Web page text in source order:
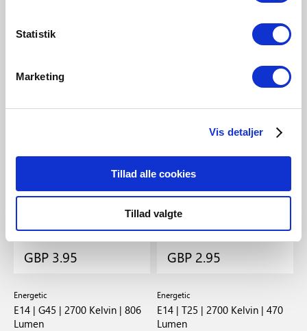
Statistik
Marketing
Vis detaljer
Tillad alle cookies
Tillad valgte
Related Products
GBP 3.95
Energetic
E14 | G45 | 2700 Kelvin | 806
Lumen
GBP 2.95
Energetic
E14 | T25 | 2700 Kelvin | 470
Lumen